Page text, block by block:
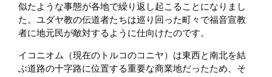
似たような事態が各地で繰り返し起こることになりまし
た。ユダヤ教の伝道者たちは巡り回った町々で福音宣教
者に地元民が敵対するように仕向けたのです。
イコニオム（現在のトルコのコニヤ）は東西と南北を結
ぶ道路の十字路に位置する重要な商業地だったため、そ